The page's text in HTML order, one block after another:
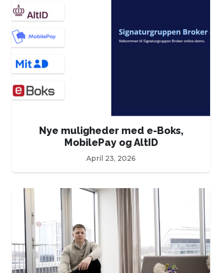
Nye muligheder med e-Boks,
MobilePay og AltID
April 23, 2026